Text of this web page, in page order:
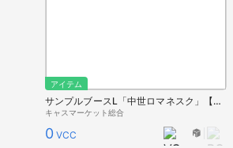
アイテム
サンプルブースL「中世ロマネスク」【夏キャス2022】
キャスマーケット総合
0 VCC